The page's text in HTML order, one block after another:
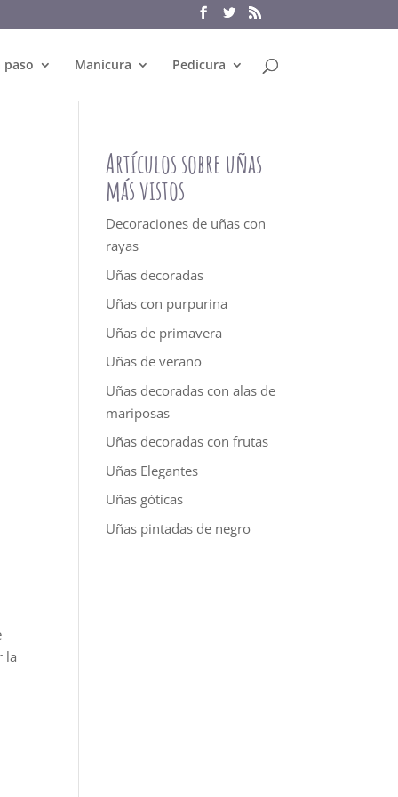
paso Manicura Pedicura
la
Artículos sobre uñas
más vistos
Decoraciones de uñas con
rayas
Uñas decoradas
Uñas con purpurina
Uñas de primavera
Uñas de verano
Uñas decoradas con alas de
mariposas
Uñas decoradas con frutas
Uñas Elegantes
Uñas góticas
Uñas pintadas de negro